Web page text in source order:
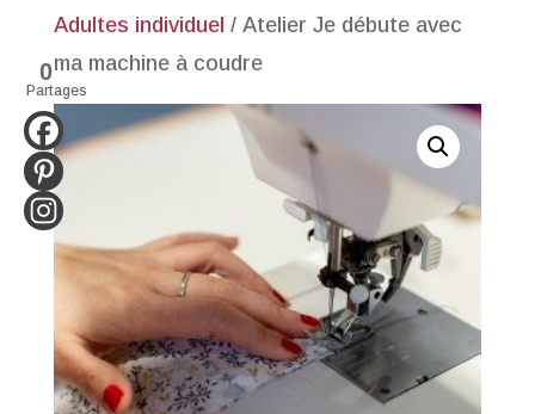
Adultes individuel / Atelier Je débute avec
ma machine à coudre
0
Partages